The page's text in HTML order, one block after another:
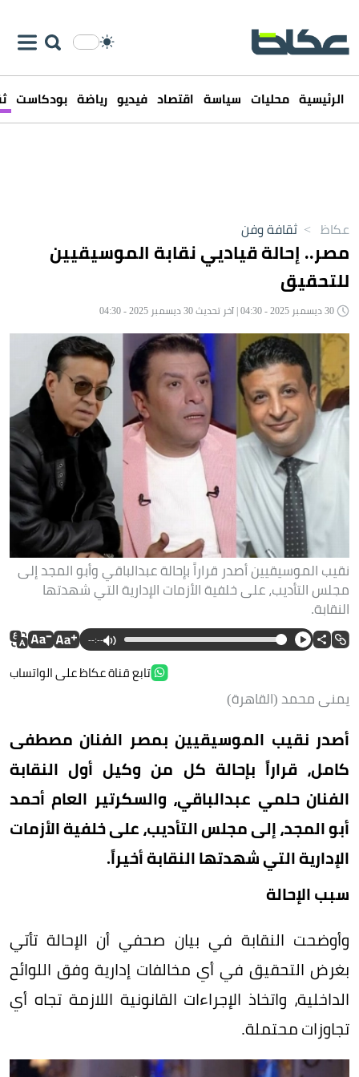
الرئيسية محليات سياسة اقتصاد فيديو رياضة بودكاست
عكاظ > ثقافة وفن
مصر.. إحالة قياديي نقابة الموسيقيين
للتحقيق
نقيب الموسيقيين أصدر قراراً بإحالة عبدالباقي وأبو المجد إلى
مجلس التأديب، على خلفية الأزمات الإدارية التي شهدتها
النقابة.
--:--
تابع قناة عكاظ على الواتساب
يمنى محمد (القاهرة)
أصدر نقيب الموسيقيين بمصر الفنان مصطفى
كامل، قراراً بإحالة كل من وكيل أول النقابة
الفنان حلمي عبدالباقي، والسكرتير العام أحمد
أبو المجد، إلى مجلس التأديب، على خلفية الأزمات
الإدارية التي شهدتها النقابة أخيراً.
سبب الإحالة
وأوضحت النقابة في بيان صحفي أن الإحالة تأتي
بغرض التحقيق في أي مخالفات إدارية وفق اللوائح
الداخلية، واتخاذ الإجراءات القانونية اللازمة تجاه أي
تجاوزات محتملة.